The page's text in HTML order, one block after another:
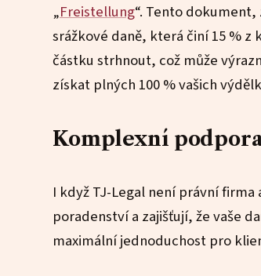
„Freistellung“. Tento
srážkové daně, která činí 15 %
částku strhnout, což může
získat plných 100 % vašich
Komplexní
I když TJ-Legal není právní
poradenství a zajišťují, že vaše
maximální jednoduchost pro